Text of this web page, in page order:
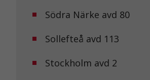
Södra Närke avd 80
Sollefteå avd 113
Stockholm avd 2